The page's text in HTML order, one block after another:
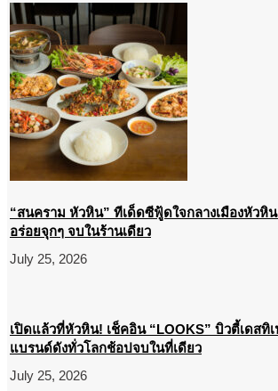
“สนคราม หัวหิน” ทีเด็ดซีฟู้ดใจกลางเมืองหัวหิ
อร่อยจุกๆ จบในร้านเดียว
July 25, 2026
เปิดแล้วที่หัวหิน! เช็คอิน “LOOKS” บิวตี้เดสทิ
แบรนด์ดังทั่วโลกช้อปจบในที่เดียว
July 25, 2026